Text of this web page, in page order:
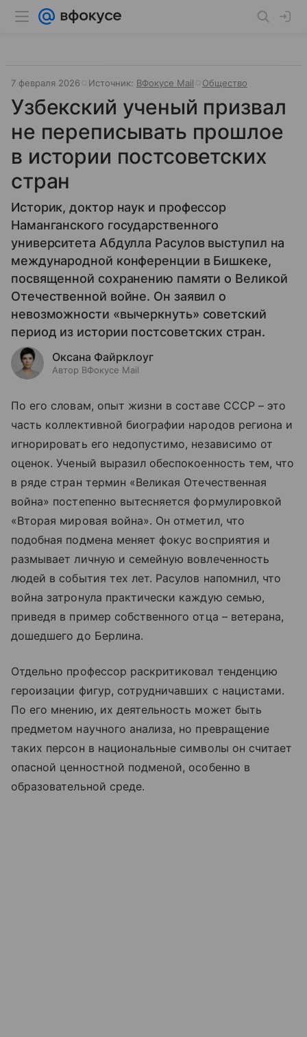
7 февраля 2026 Источник: ВФокусе Mail Общество
Узбекский ученый призвал
не переписывать прошлое
в истории постсоветских
стран
Историк, доктор наук и профессор
Наманганского государственного
университета Абдулла Расулов выступил на
международной конференции в Бишкеке,
посвященной сохранению памяти о Великой
Отечественной войне. Он заявил о
невозможности «вычеркнуть» советский
период из истории постсоветских стран.
Оксана Файрклоуг
Автор ВФокусе Mail
По его словам, опыт жизни в составе СССР – это
часть коллективной биографии народов региона и
игнорировать его недопустимо, независимо от
оценок. Ученый выразил обеспокоенность тем, что
в ряде стран термин «Великая Отечественная
война» постепенно вытесняется формулировкой
«Вторая мировая война». Он отметил, что
подобная подмена меняет фокус восприятия и
размывает личную и семейную вовлеченность
людей в события тех лет. Расулов напомнил, что
война затронула практически каждую семью,
приведя в пример собственного отца – ветерана,
дошедшего до Берлина.
Отдельно профессор раскритиковал тенденцию
героизации фигур, сотрудничавших с нацистами.
По его мнению, их деятельность может быть
предметом научного анализа, но превращение
таких персон в национальные символы он считает
опасной ценностной подменой, особенно в
образовательной среде.